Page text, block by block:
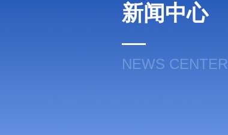
新闻中心
NEWS CENTER